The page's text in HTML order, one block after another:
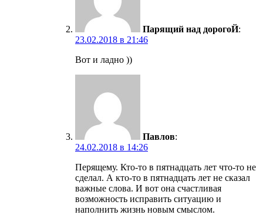
Парящий над дорогоЙ:
23.02.2018 в 21:46
Вот и ладно ))
Павлов:
24.02.2018 в 14:26
Перящему. Кто-то в пятнадцать лет что-то не
сделал. А кто-то в пятнадцать лет не сказал
важные слова. И вот она счастливая
возможность исправить ситуацию и
наполнить жизнь новым смыслом.